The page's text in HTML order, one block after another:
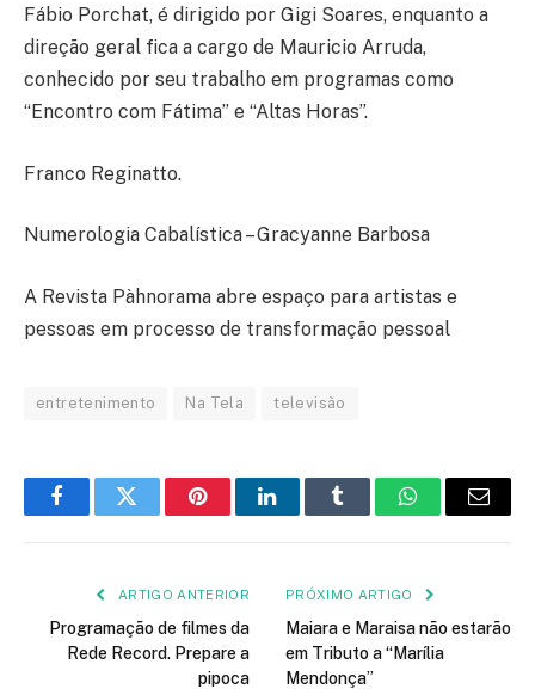
Fábio Porchat, é dirigido por Gigi Soares, enquanto a
direção geral fica a cargo de Mauricio Arruda,
conhecido por seu trabalho em programas como
“Encontro com Fátima” e “Altas Horas”.
Franco Reginatto.
Numerologia Cabalística – Gracyanne Barbosa
A Revista Pàhnorama abre espaço para artistas e
pessoas em processo de transformação pessoal
entretenimento Na Tela televisão
FacebookTwitter PinterestLinkedInTumblr WhatsApp
E-
ARTIGO ANTERIOR
Programação de filmes da
Rede Record. Prepare a
pipoca
PRÓXIMO ARTIGO
Maiara e Maraisa não estarão
em Tributo a “Marília
Mendonça”